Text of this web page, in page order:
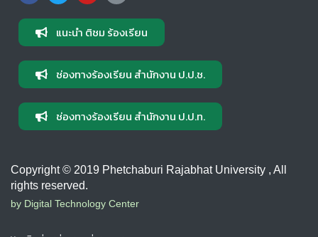
แนะนำ ติชม ร้องเรียน
ช่องทางร้องเรียน สำนักงาน ป.ป.ช.
ช่องทางร้องเรียน สำนักงาน ป.ป.ท.
Copyright © 2019 Phetchaburi Rajabhat University , All
rights reserved.
by Digital Technology Center